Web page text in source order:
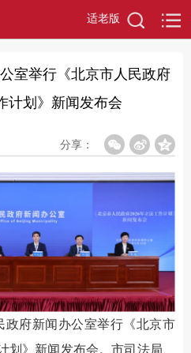
适老版
室举行《北京市人民政府
计划》新闻发布会
分享：
府新闻办公室举行《北京市
划》新闻发布会。市司法局、